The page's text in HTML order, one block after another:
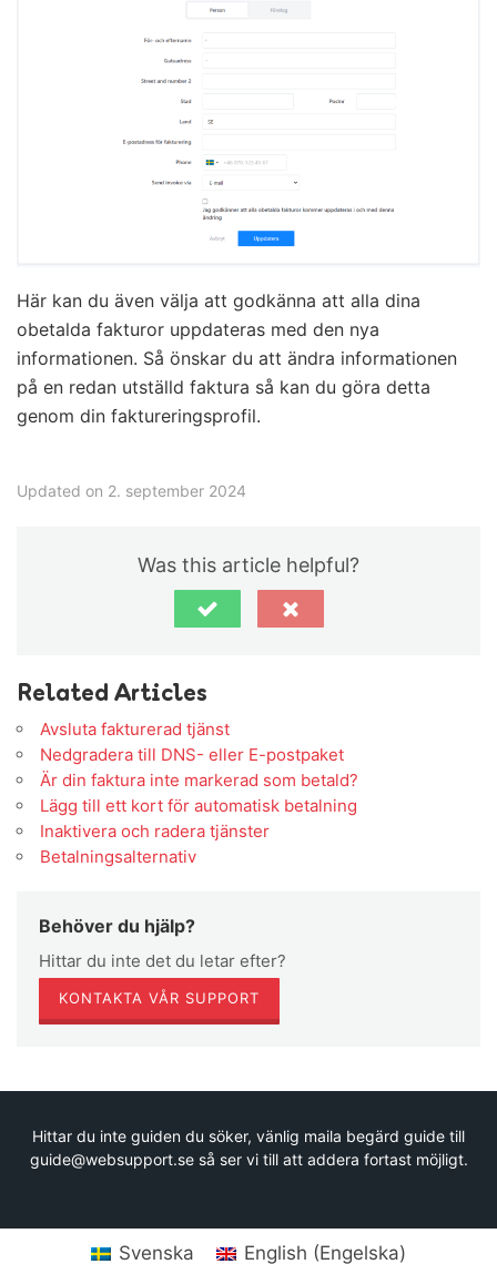
Här kan du även välja att godkänna att alla dina
obetalda fakturor uppdateras med den nya
informationen. Så önskar du att ändra informationen
på en redan utställd faktura så kan du göra detta
genom din faktureringsprofil.
Updated on 2. september 2024
Was this article helpful?
Related Articles
Avsluta fakturerad tjänst
Nedgradera till DNS- eller E-postpaket
Är din faktura inte markerad som betald?
Lägg till ett kort för automatisk betalning
Inaktivera och radera tjänster
Betalningsalternativ
Behöver du hjälp?
Hittar du inte det du letar efter?
KONTAKTA VÅR SUPPORT
Hittar du inte guiden du söker, vänlig maila begärd guide till
guide@websupport.se så ser vi till att addera fortast möjligt.
Svenska English (Engelska)